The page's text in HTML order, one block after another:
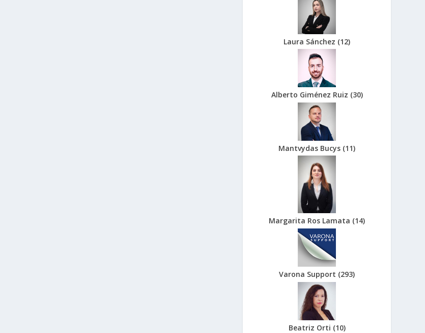
Laura Sánchez (12)
Alberto Giménez Ruiz (30)
Mantvydas Bucys (11)
Margarita Ros Lamata (14)
Varona Support (293)
Beatriz Orti (10)